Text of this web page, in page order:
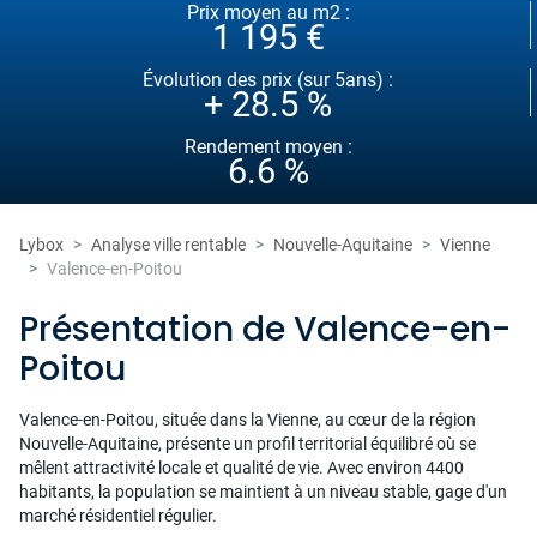
Prix moyen au m2 :
1 195 €
Évolution des prix (sur 5ans) :
+ 28.5 %
Rendement moyen :
6.6 %
Lybox Analyse ville rentable Nouvelle-Aquitaine
Vienne
Valence-en-Poitou
Présentation de Valence-en-
Poitou
Valence-en-Poitou, située dans la Vienne, au cœur de la région
Nouvelle-Aquitaine, présente un profil territorial équilibré où se
mêlent attractivité locale et qualité de vie. Avec environ 4400
habitants, la population se maintient à un niveau stable, gage d'un
marché résidentiel régulier.